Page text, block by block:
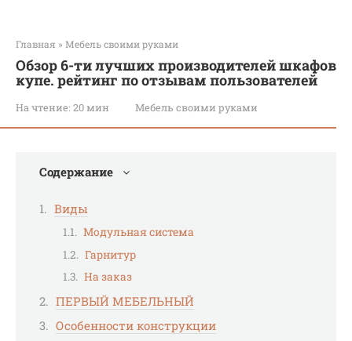
Главная » Мебель своими руками
Обзор 6-ти лучших производителей шкафов
купе. рейтинг по отзывам пользователей
На чтение: 20 мин Мебель своими руками
Содержание
Виды
Модульная система
Гарнитур
На заказ
ПЕРВЫЙ МЕБЕЛЬНЫЙ
Особенности конструкции